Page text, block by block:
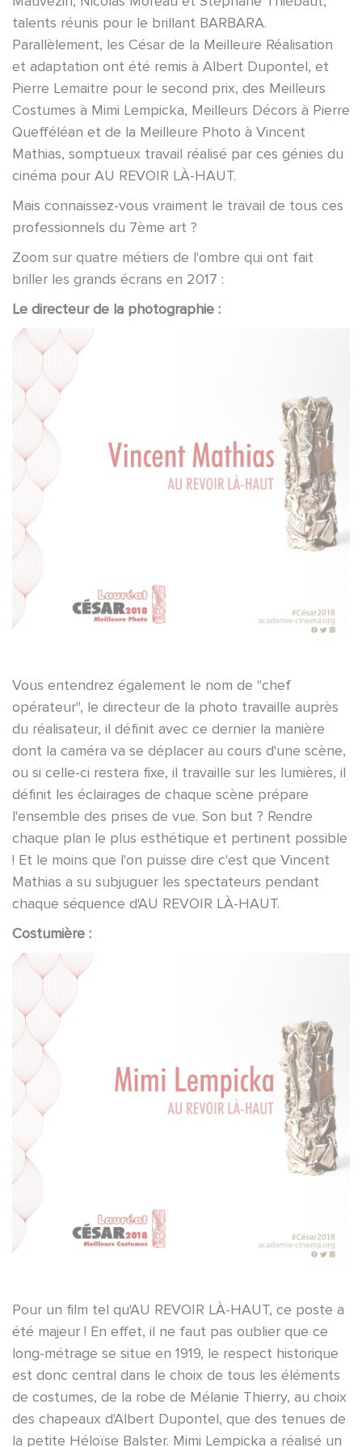
talents réunis pour le brillant BARBARA.
Parallèlement, les César de la Meilleure Réalisation
et adaptation ont été remis à Albert Dupontel, et
Pierre Lemaitre pour le second prix, des Meilleurs
Costumes à Mimi Lempicka, Meilleurs Décors à Pierre
Quefféléan et de la Meilleure Photo à Vincent
Mathias, somptueux travail réalisé par ces génies du
cinéma pour AU REVOIR LÀ-HAUT.
Mais connaissez-vous vraiment le travail de tous ces
professionnels du 7ème art ?
Zoom sur quatre métiers de l'ombre qui ont fait
briller les grands écrans en 2017 :
Le directeur de la photographie :
Vous entendrez également le nom de "chef
opérateur", le directeur de la photo travaille auprès
du réalisateur, il définit avec ce dernier la manière
dont la caméra va se déplacer au cours d'une scène,
ou si celle-ci restera fixe, il travaille sur les lumières, il
définit les éclairages de chaque scène prépare
l'ensemble des prises de vue. Son but ? Rendre
chaque plan le plus esthétique et pertinent possible
! Et le moins que l'on puisse dire c'est que Vincent
Mathias a su subjuguer les spectateurs pendant
chaque séquence d'AU REVOIR LÀ-HAUT.
Costumière :
Pour un film tel qu'AU REVOIR LÀ-HAUT, ce poste a
été majeur ! En effet, il ne faut pas oublier que ce
long-métrage se situe en 1919, le respect historique
est donc central dans le choix de tous les éléments
de costumes, de la robe de Mélanie Thierry, au choix
des chapeaux d'Albert Dupontel, que des tenues de
la petite Héloïse Balster. Mimi Lempicka a réalisé un